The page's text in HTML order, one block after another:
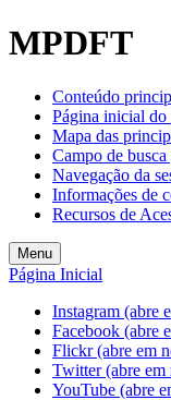
Welcome
to
One
Accessibility
screen
reader.
start
All
in
One
Accessibility
screen
reader,
press
"Ctrl
MPDFT
Conteúdo
Página inicial do
Mapa das
Campo de
Navegação da
Informações de
Recursos de
Menu
Página Inicial
Instagram (abre
Facebook (abre
Flickr (abre em
Twitter (abre em
YouTube (abre